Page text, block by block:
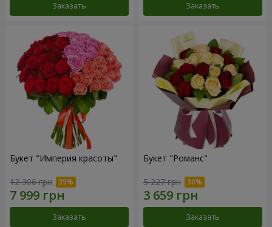
Заказать Заказать
Букет "Империя красоты"
12 306 грн
Заказать
Букет "Романс"
5 227 грн
Заказать